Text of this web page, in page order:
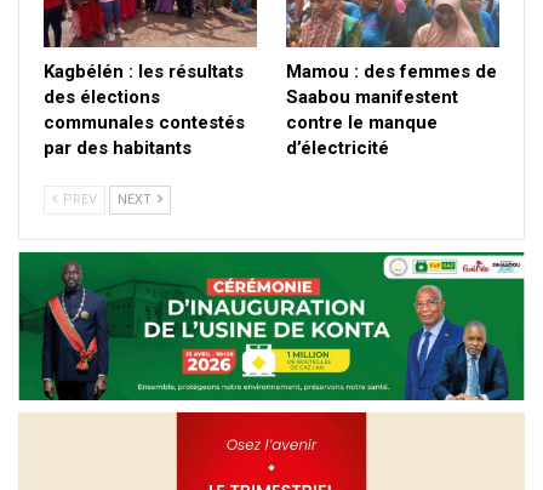
Kagbélén : les résultats
des élections
communales contestés
par des habitants
Mamou : des femmes de
Saabou manifestent
contre le manque
d’électricité
PREV NEXT